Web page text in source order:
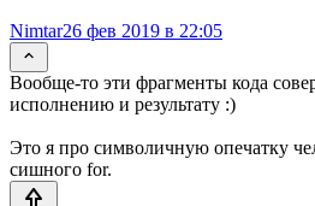
Nimtar26 фев 2019 в 22:05
Вообще-то эти фрагменты кода
исполнению и результату :)
Это я про символичную опечатку
сишного for.